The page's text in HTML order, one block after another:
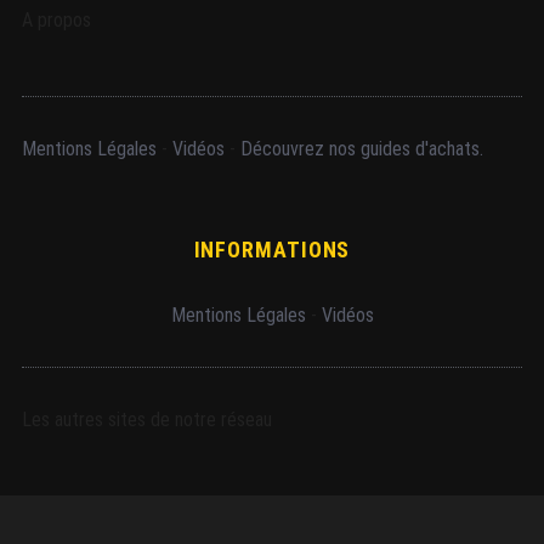
Mentions Légales Vidéos Découvrez nos guides d'achats.
INFORMATIONS
Mentions Légales Vidéos